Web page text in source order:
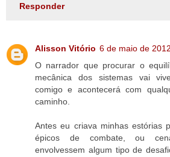
Responder
Alisson Vitório 6 de maio de
O narrador que procurar o
mecânica dos sistemas vai
comigo e acontecerá com
caminho.
Antes eu criava minhas estórias
épicos de combate, ou
envolvessem algum tipo de